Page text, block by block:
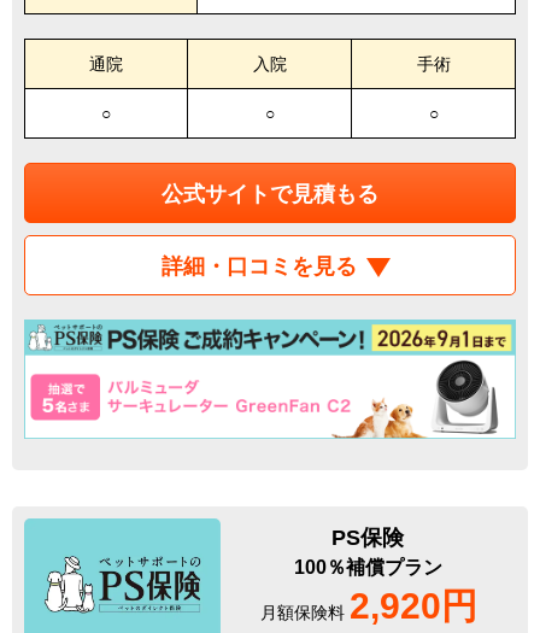
通院 入院 手術
○ ○ ○
公式サイトで見積もる
詳細・口コミを見る
PS保険
100％補償プラン
月額保険料 2,920円